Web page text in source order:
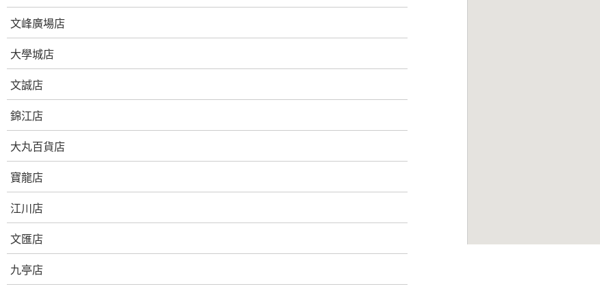
文峰廣場店
大學城店
文誠店
錦江店
大丸百貨店
寶龍店
江川店
文匯店
九亭店